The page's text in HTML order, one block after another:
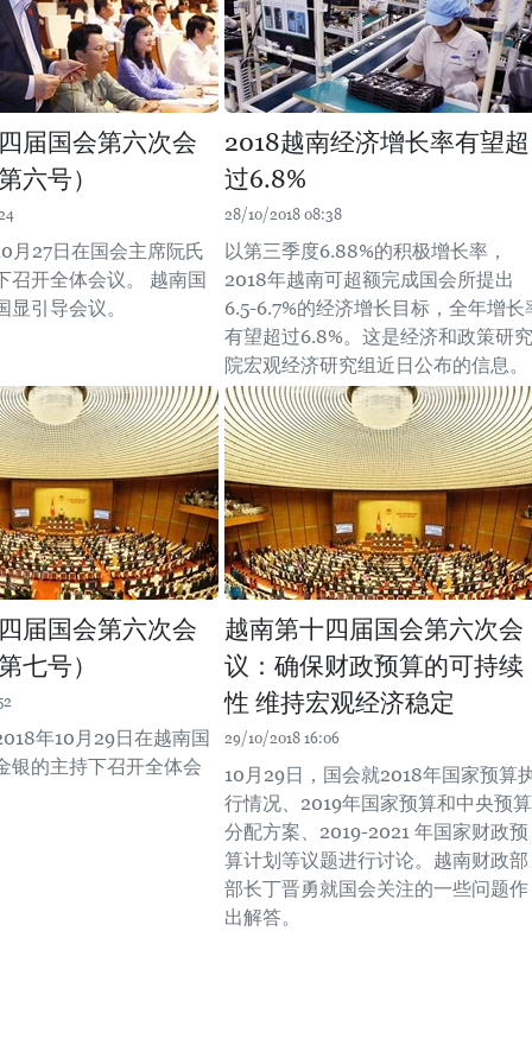
届国会第六次会
六号）
月27日在国会主席阮氏
召开全体会议。 越南国
显引导会议。
2018越南经济增长率有望超
过6.8%
28/10/2018 08:38
以第三季度6.88%的积极增长率，
2018年越南可超额完成国会所提出
6.5-6.7%的经济增长目标，全年增长
有望超过6.8%。这是经济和政策研究
院宏观经济研究组近日公布的信息。
届国会第六次会
七号）
年10月29日在越南国
银的主持下召开全体会
越南第十四届国会第六次会
议：确保财政预算的可持续
性 维持宏观经济稳定
29/10/2018 16:06
10月29日，国会就2018年国家预算
行情况、2019年国家预算和中央预算
分配方案、2019-2021 年国家财政预
算计划等议题进行讨论。越南财政部
部长丁晋勇就国会关注的一些问题作
出解答。